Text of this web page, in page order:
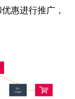
惠进行推广，